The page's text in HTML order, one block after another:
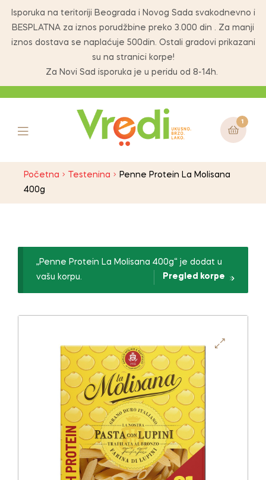
Isporuka na teritoriji Beograda i Novog Sada svakodnevno i
BESPLATNA za iznos porudžbine preko 3.000 din . Za manji
iznos dostava se naplaćuje 500din. Ostali gradovi prikazani
su na stranici korpe!
Za Novi Sad isporuka je u peridu od 8-14h.
1
Početna Testenina
Penne Protein La Molisana
400g
„Penne Protein La Molisana 400g“ je dodat u
vašu korpu.
Pregled korpe